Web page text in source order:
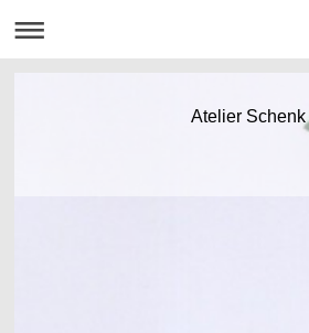
Atelier Schenk